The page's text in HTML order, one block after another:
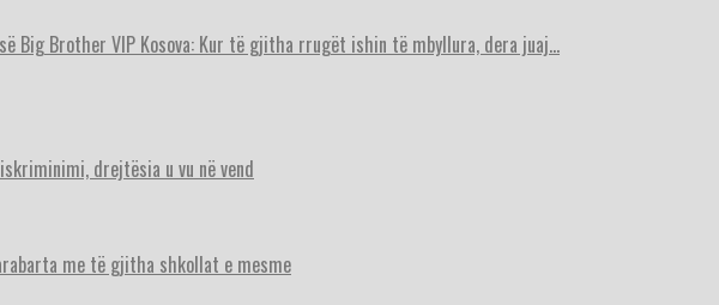
Big Brother VIP Kosova: Kur të gjitha rrugët ishin të mbyllura, dera juaj…
drejtësia u vu në vend
me të gjitha shkollat e mesme